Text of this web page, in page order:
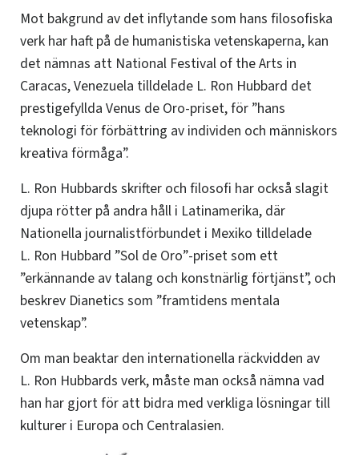
Mot bakgrund av det inflytande som hans filosofiska
verk har haft på de humanistiska vetenskaperna, kan
det nämnas att National Festival of the Arts in
Caracas, Venezuela tilldelade L. Ron Hubbard det
prestigefyllda Venus de Oro-priset, för ”hans
teknologi för förbättring av individen och människors
kreativa förmåga”.
L. Ron Hubbards skrifter och filosofi har också slagit
djupa rötter på andra håll i Latinamerika, där
Nationella journalistförbundet i Mexiko tilldelade
L. Ron Hubbard ”Sol de Oro”-priset som ett
”erkännande av talang och konstnärlig förtjänst”, och
beskrev Dianetics som ”framtidens mentala
vetenskap”.
Om man beaktar den internationella räckvidden av
L. Ron Hubbards verk, måste man också nämna vad
han har gjort för att bidra med verkliga lösningar till
kulturer i Europa och Centralasien.